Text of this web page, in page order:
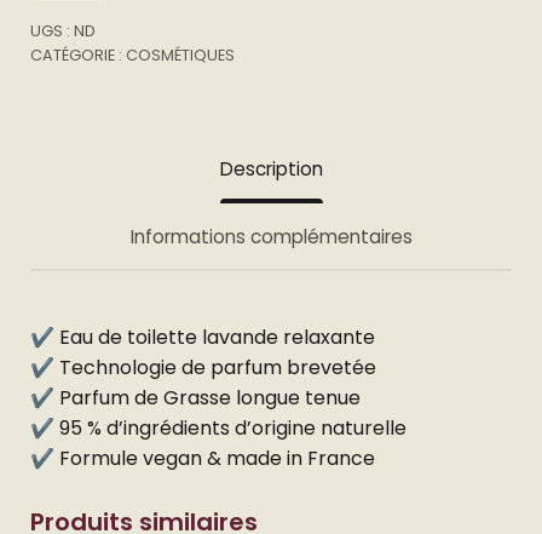
UGS : ND
CATÉGORIE : COSMÉTIQUES
Description
Informations complémentaires
✔️ Eau de toilette lavande relaxante
✔️ Technologie de parfum brevetée
✔️ Parfum de Grasse longue tenue
✔️ 95 % d’ingrédients d’origine naturelle
✔️ Formule vegan & made in France
Produits similaires